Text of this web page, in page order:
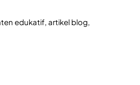
edukatif, artikel blog,